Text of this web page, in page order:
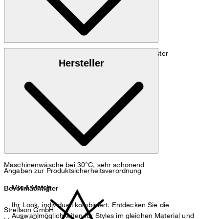
: Crêpe aus 77% Triacetat, 23% Polyester
: 100% Polyester
Maschinenwäsche bei 30°C, sehr schonend
Hersteller
Angaben zur Produktsicherheitsverordnung
Bevollmächtigter
Strellson GmbH
Mix & Match
Ihr Look, individuell kombiniert. Entdecken Sie die
Auswahlmöglichkeiten für Styles im gleichen Material und